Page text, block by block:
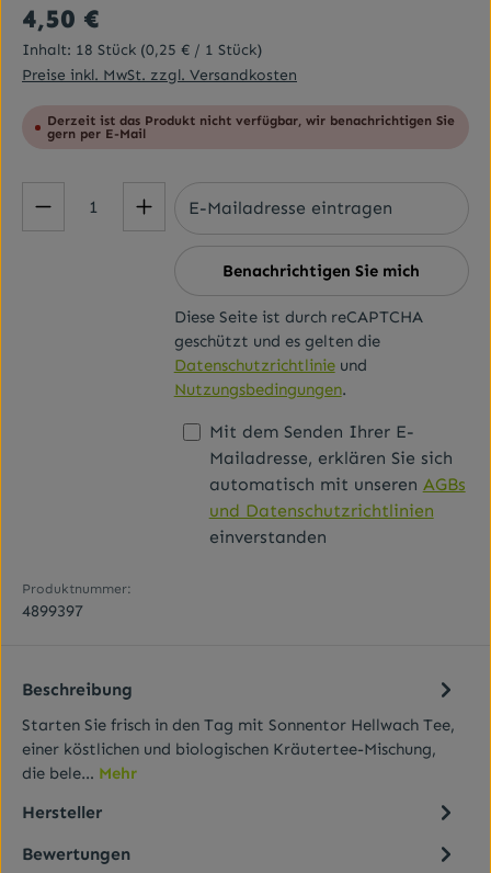
Regulärer Preis:
4,50 €
Inhalt: 18 Stück (0,25 € / 1 Stück)
Preise inkl. MwSt. zzgl. Versandkosten
Derzeit ist das Produkt nicht verfügbar, wir benachrichtigen Sie
gern per E-Mail
Benachrichtigen Sie mich
Diese Seite ist durch reCAPTCHA
geschützt und es gelten die
Datenschutzrichtlinieund
Nutzungsbedingungen.
Mit dem Senden Ihrer E-
Mailadresse, erklären Sie sich
automatisch mit unseren AGBs
und Datenschutzrichtlinien
einverstanden
Produktnummer:
4899397
Beschreibung
Starten Sie frisch in den Tag mit Sonnentor Hellwach Tee,
einer köstlichen und biologischen Kräutertee-Mischung,
die bele… Mehr
Hersteller
Bewertungen